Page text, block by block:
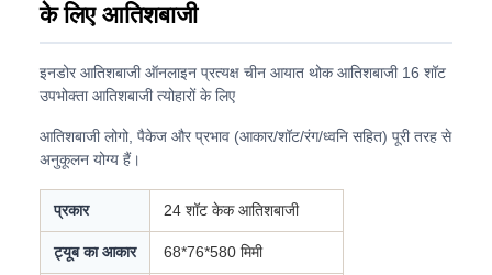
के लिए आतिशबाजी
इनडोर आतिशबाजी ऑनलाइन प्रत्यक्ष चीन आयात थोक आतिशबाजी 16 शॉट
उपभोक्ता आतिशबाजी त्योहारों के लिए
आतिशबाजी लोगो, पैकेज और प्रभाव (आकार/शॉट/रंग/ध्वनि सहित) पूरी तरह से
अनुकूलन योग्य हैं।
प्रकार 24 शॉट केक आतिशबाजी
ट्यूब का आकार 68*76*580 मिमी